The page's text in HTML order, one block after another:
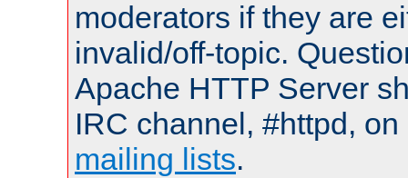
moderators if they are
invalid/off-topic.
Apache HTTP Server
IRC channel, #httpd,
mailing lists.